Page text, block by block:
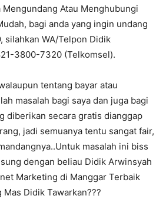
Mengundang Atau Menghubungi
bagi anda yang ingin undang
silahkan WA/Telpon Didik
3800-7320 (Telkomsel).
tentang bayar atau
masalah bagi saya dan juga bagi
diberikan secara gratis dianggap
jadi semuanya tentu sangat fair,
masalah ini biss
dengan beliau Didik Arwinsyah
Marketing di Manggar Terbaik
Mas Didik Tawarkan???